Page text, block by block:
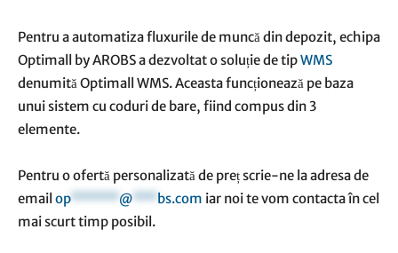
Pentru a automatiza fluxurile de muncă din depozit, echipa
Optimall by AROBS a dezvoltat o soluție de tipWMS
denumită Optimall WMS. Aceasta funcționează pe baza
unui sistem cu coduri de bare, fiind compus din 3
elemente.
Pentru o ofertă personalizată de preț scrie-ne la adresa de
email op******@***bs.com iar noi te vom contacta în cel
mai scurt timp posibil.